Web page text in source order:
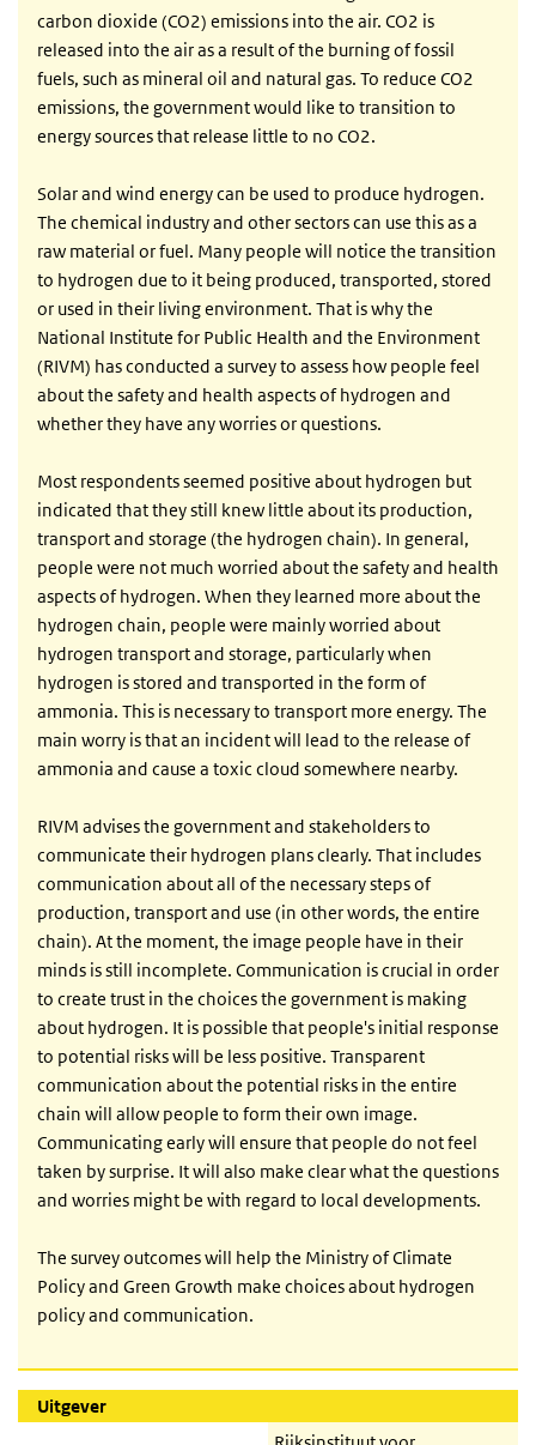
carbon dioxide (CO2) emissions into the air. CO2 is
released into the air as a result of the burning of fossil
fuels, such as mineral oil and natural gas. To reduce CO2
emissions, the government would like to transition to
energy sources that release little to no CO2.
Solar and wind energy can be used to produce hydrogen.
The chemical industry and other sectors can use this as a
raw material or fuel. Many people will notice the transition
to hydrogen due to it being produced, transported, stored
or used in their living environment. That is why the
National Institute for Public Health and the Environment
(RIVM) has conducted a survey to assess how people feel
about the safety and health aspects of hydrogen and
whether they have any worries or questions.
Most respondents seemed positive about hydrogen but
indicated that they still knew little about its production,
transport and storage (the hydrogen chain). In general,
people were not much worried about the safety and health
aspects of hydrogen. When they learned more about the
hydrogen chain, people were mainly worried about
hydrogen transport and storage, particularly when
hydrogen is stored and transported in the form of
ammonia. This is necessary to transport more energy. The
main worry is that an incident will lead to the release of
ammonia and cause a toxic cloud somewhere nearby.
RIVM advises the government and stakeholders to
communicate their hydrogen plans clearly. That includes
communication about all of the necessary steps of
production, transport and use (in other words, the entire
chain). At the moment, the image people have in their
minds is still incomplete. Communication is crucial in order
to create trust in the choices the government is making
about hydrogen. It is possible that people's initial response
to potential risks will be less positive. Transparent
communication about the potential risks in the entire
chain will allow people to form their own image.
Communicating early will ensure that people do not feel
taken by surprise. It will also make clear what the questions
and worries might be with regard to local developments.
The survey outcomes will help the Ministry of Climate
Policy and Green Growth make choices about hydrogen
policy and communication.
Uitgever